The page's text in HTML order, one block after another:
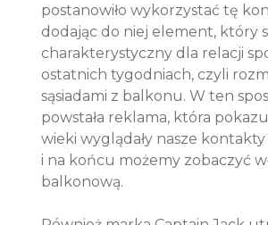
postanowiło wykorzystać tę
dodając do niej element, który
charakterystyczny dla relacji
ostatnich tygodniach, czyli
sąsiadami z balkonu. W ten
powstała reklama, która
wieki wyglądały nasze
i na końcu możemy zobaczyć
balkonową.